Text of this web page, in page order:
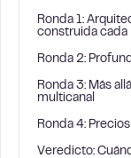
Ronda 1:
construida cada
Ronda 2:
Ronda 3: Más
multicanal
Ronda 4:
Veredicto: